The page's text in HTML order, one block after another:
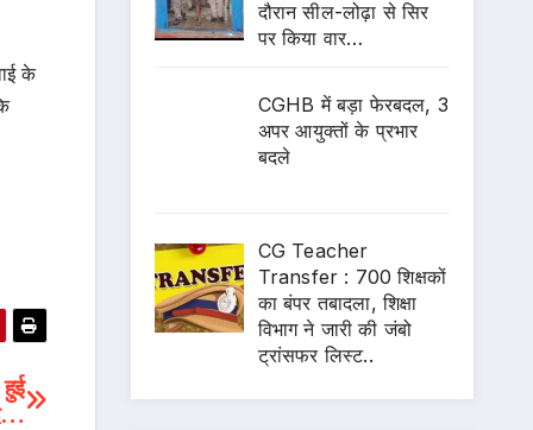
के
दौरान सील-लोढ़ा से सिर
पर किया वार…
CGHB में बड़ा फेरबदल, 3
अपर आयुक्तों के प्रभार
बदले
CG Teacher
Transfer : 700 शिक्षकों
का बंपर तबादला, शिक्षा
विभाग ने जारी की जंबो
ट्रांसफर लिस्ट..